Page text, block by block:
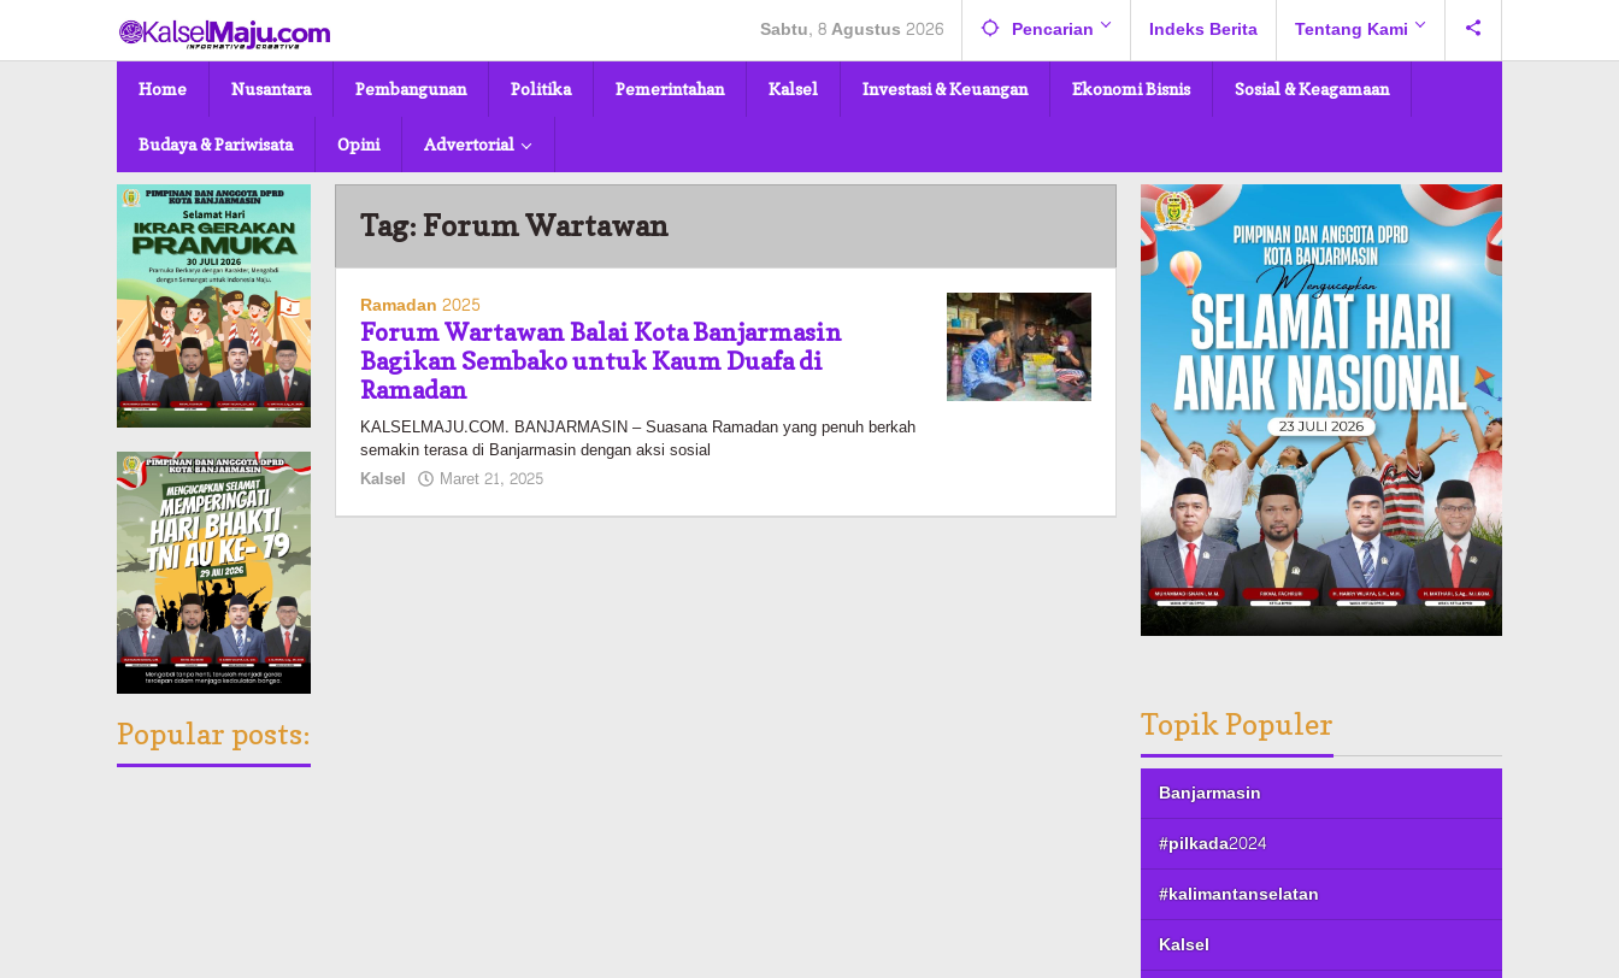
konten
Sabtu, 8 Agustus 2026 Pencarian Indeks Berita Tentang Kami
Home Nusantara Pembangunan Politika Pemerintahan Kalsel Investasi & Keuangan Ekonomi Bisnis Sosial & Keagamaan
Budaya & Pariwisata Opini Advertorial
Popular posts:
Tag:Forum Wartawan
Ramadan 2025
Forum Wartawan Balai Kota Banjarmasin
Bagikan Sembako untuk Kaum Duafa di
Ramadan
KALSELMAJU.COM. BANJARMASIN – Suasana Ramadan yang penuh berkah
semakin terasa di Banjarmasin dengan aksi sosial
Kalsel
Maret 21, 2025
Topik Populer
Banjarmasin
#pilkada2024
#kalimantanselatan
Kalsel